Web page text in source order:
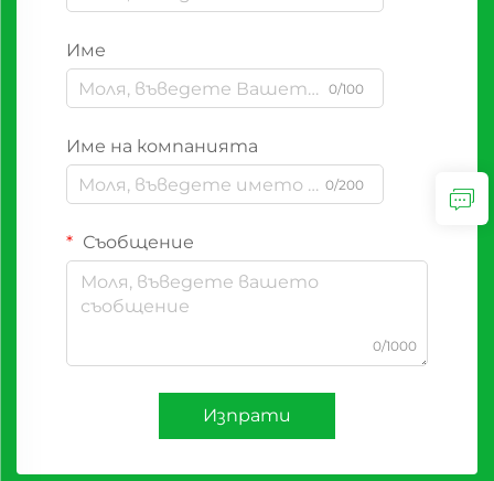
Име
0/100
Име на компанията
0/200
Съобщение
0/1000
Изпрати